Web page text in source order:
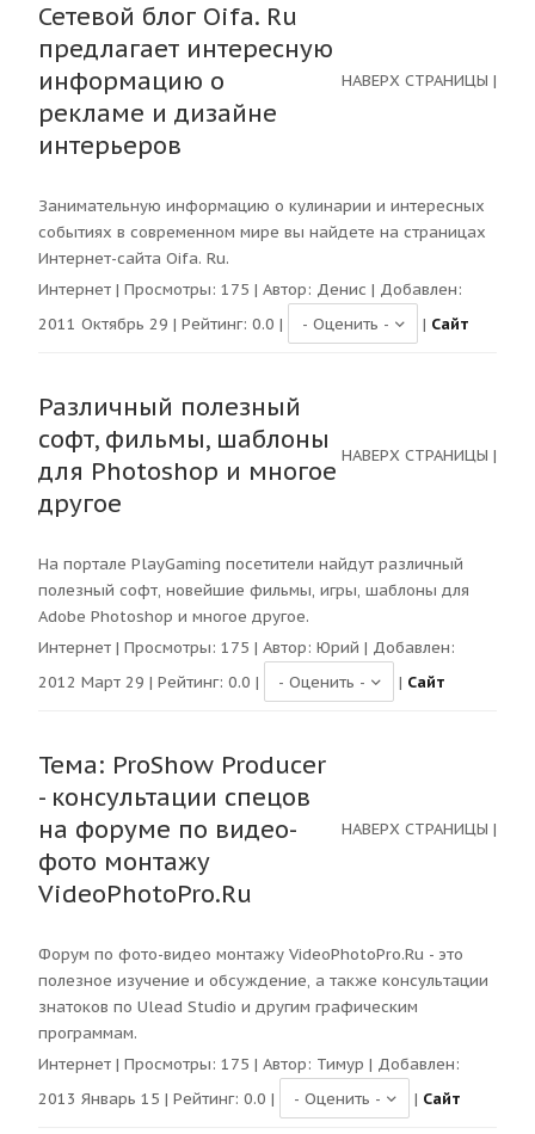
Сетевой блог Oifa. Ru
предлагает интересную
информацию о
рекламе и дизайне
интерьеров
НАВЕРХ СТРАНИЦЫ |
Занимательную информацию о кулинарии и интересных
событиях в современном мире вы найдете на страницах
Интернет-сайта Oifa. Ru.
Интернет | Просмотры: 175 | Автор: Денис | Добавлен:
2011 Октябрь 29 | Рейтинг: 0.0 | | Сайт
Различный полезный
софт, фильмы, шаблоны
для Photoshop и многое
другое
НАВЕРХ СТРАНИЦЫ |
На портале PlayGaming посетители найдут различный
полезный софт, новейшие фильмы, игры, шаблоны для
Adobe Photoshop и многое другое.
Интернет | Просмотры: 175 | Автор: Юрий | Добавлен:
2012 Март 29 | Рейтинг: 0.0 | | Сайт
Тема: ProShow Producer
- консультации спецов
на форуме по видео-
фото монтажу
VideoPhotoPro.Ru
НАВЕРХ СТРАНИЦЫ |
Форум по фото-видео монтажу VideoPhotoPro.Ru - это
полезное изучение и обсуждение, а также консультации
знатоков по Ulead Studio и другим графическим
программам.
Интернет | Просмотры: 175 | Автор: Тимур | Добавлен:
2013 Январь 15 | Рейтинг: 0.0 | | Сайт